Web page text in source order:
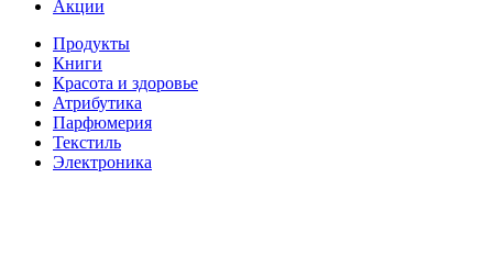
Акции
Продукты
Книги
Красота и здоровье
Атрибутика
Парфюмерия
Текстиль
Электроника